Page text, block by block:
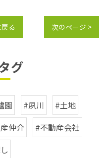
る 次のページ >
グ
園 #夙川
#土地
仲介
#不動産会社